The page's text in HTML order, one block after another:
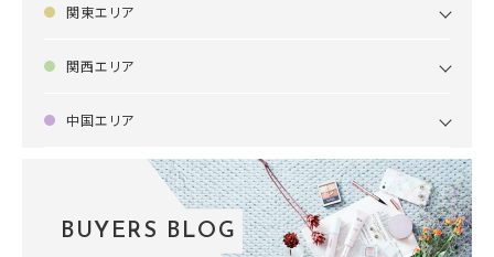
関東エリア
関西エリア
中国エリア
BUYERS BLOG